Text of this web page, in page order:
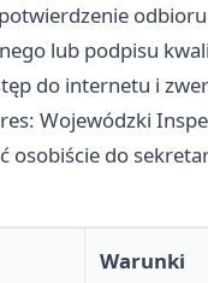
lub podpisu
do internetu i
Wojewódzki
osobiście do
Warunki